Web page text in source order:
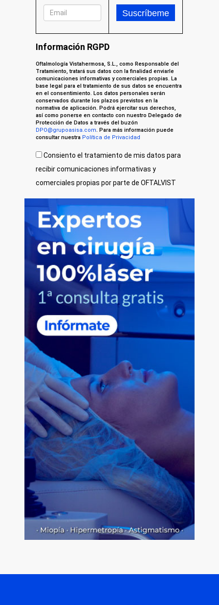
Información RGPD
Oftalmología Vistahermosa, S.L., como Responsable del
Tratamiento, tratará sus datos con la finalidad enviarle
comunicaciones informativas y comerciales propias. La
base legal para el tratamiento de sus datos se encuentra
en el consentimiento. Los datos personales serán
conservados durante los plazos previstos en la
normativa de aplicación. Podrá ejercitar sus derechos,
así como ponerse en contacto con nuestro Delegado de
Protección de Datos a través del buzón
DPO@grupoasisa.com. Para más información puede
consultar nuestra Política de Privacidad
Consiento el tratamiento de mis datos para
recibir comunicaciones informativas y
comerciales propias por parte de OFTALVIST